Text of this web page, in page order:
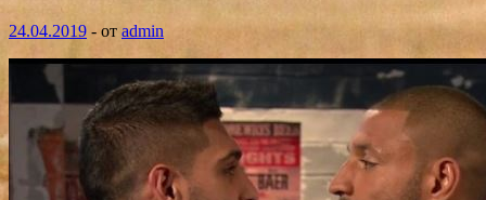
24.04.2019 - от admin